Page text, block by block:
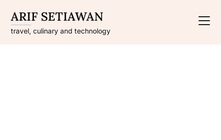
content
ARIF SETIAWAN
travel, culinary and technology